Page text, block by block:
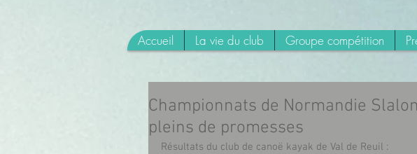
Accueil La vie du club Groupe compétition
Championnats de Normandie
pleins de promesses
Résultats du club de canoë kayak de Val de Reuil :